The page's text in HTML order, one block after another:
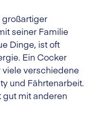
großartiger
seiner Familie
Dinge, ist oft
Ein Cocker
verschiedene
und Fährtenarbeit.
gut mit anderen